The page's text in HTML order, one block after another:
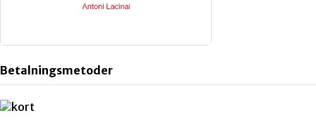
Betalningsmetoder